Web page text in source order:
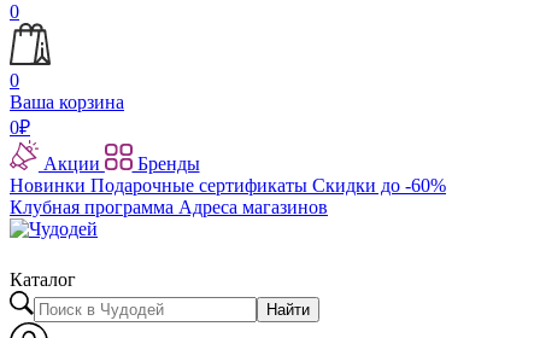
0
0
Ваша корзина
0₽
Акции
Бренды
Новинки Подарочные сертификаты Скидки до -60%
Клубная программа Адреса магазинов
Каталог
Найти